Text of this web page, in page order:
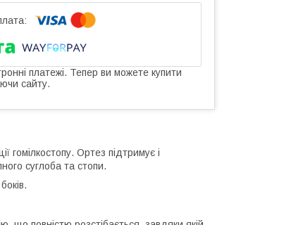
платежі. Тепер ви можете купити
сайту.
гомілкостопу. Ортез підтримує і
суглоба та стопи.